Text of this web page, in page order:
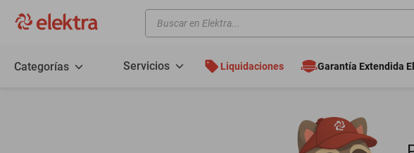
Buscar en Elektra...
Categorías Servicios Liquidaciones Garantía Extendida
motos